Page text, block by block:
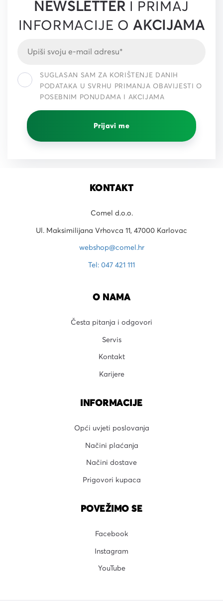
NEWSLETTER I PRIMAJ
INFORMACIJE OAKCIJAMA
SUGLASAN SAM ZA KORIŠTENJE DANIH
PODATAKA U SVRHU PRIMANJA OBAVIJESTI O
POSEBNIM PONUDAMA I AKCIJAMA
Prijavi me
KONTAKT
Comel d.o.o.
Ul. Maksimilijana Vrhovca 11, 47000 Karlovac
webshop@comel.hr
Tel: 047 421 111
O NAMA
Česta pitanja i odgovori
Servis
Kontakt
Karijere
INFORMACIJE
Opći uvjeti poslovanja
Načini plaćanja
Načini dostave
Prigovori kupaca
POVEŽIMO SE
Facebook
Instagram
YouTube